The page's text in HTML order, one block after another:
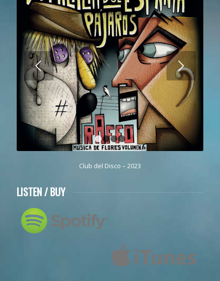
Next
1 2 3 4
Club del Disco – 2023
LISTEN / BUY